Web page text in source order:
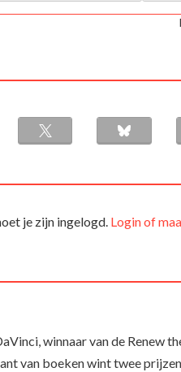
je zijn ingelogd. Login of
winnaar van de Renew
van boeken wint twee prijzen